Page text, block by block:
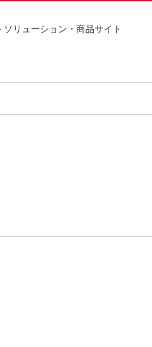
ソリューション・商品サイト